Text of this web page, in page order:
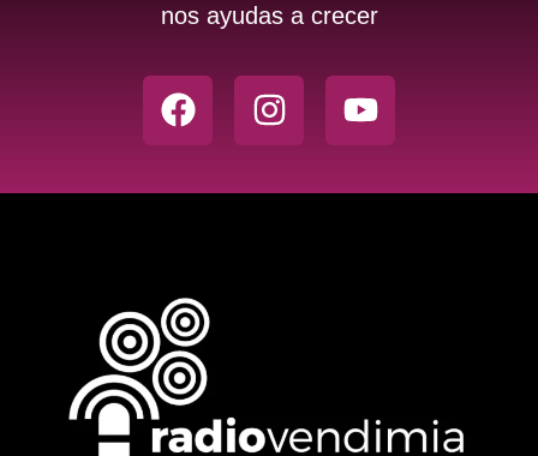
nos ayudas a crecer